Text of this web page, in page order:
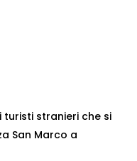
turisti stranieri che si
San Marco a